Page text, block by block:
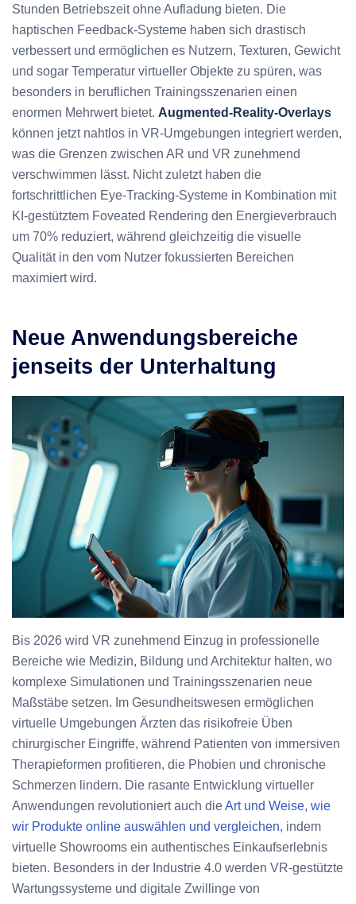
Stunden Betriebszeit ohne Aufladung bieten. Die
haptischen Feedback-Systeme haben sich drastisch
verbessert und ermöglichen es Nutzern, Texturen, Gewicht
und sogar Temperatur virtueller Objekte zu spüren, was
besonders in beruflichen Trainingsszenarien einen
enormen Mehrwert bietet. Augmented-Reality-Overlays
können jetzt nahtlos in VR-Umgebungen integriert werden,
was die Grenzen zwischen AR und VR zunehmend
verschwimmen lässt. Nicht zuletzt haben die
fortschrittlichen Eye-Tracking-Systeme in Kombination mit
KI-gestütztem Foveated Rendering den Energieverbrauch
um 70% reduziert, während gleichzeitig die visuelle
Qualität in den vom Nutzer fokussierten Bereichen
maximiert wird.
Neue Anwendungsbereiche
jenseits der Unterhaltung
Bis 2026 wird VR zunehmend Einzug in professionelle
Bereiche wie Medizin, Bildung und Architektur halten, wo
komplexe Simulationen und Trainingsszenarien neue
Maßstäbe setzen. Im Gesundheitswesen ermöglichen
virtuelle Umgebungen Ärzten das risikofreie Üben
chirurgischer Eingriffe, während Patienten von immersiven
Therapieformen profitieren, die Phobien und chronische
Schmerzen lindern. Die rasante Entwicklung virtueller
Anwendungen revolutioniert auch dieArt und Weise, wie
wir Produkte online auswählen und vergleichen, indem
virtuelle Showrooms ein authentisches Einkaufserlebnis
bieten. Besonders in der Industrie 4.0 werden VR-gestützte
Wartungssysteme und digitale Zwillinge von